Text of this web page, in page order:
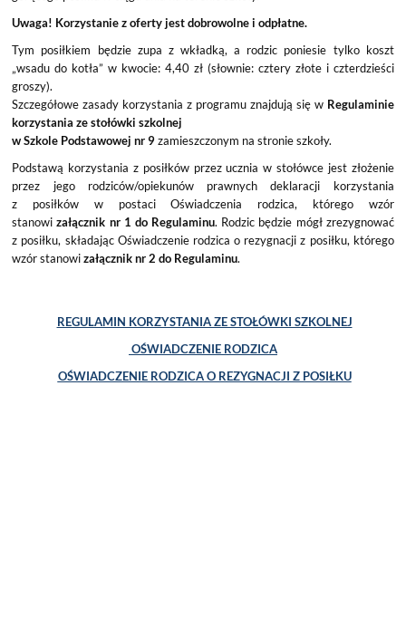
Uwaga! Korzystanie z oferty jest dobrowolne i odpłatne.
Tym posiłkiem będzie zupa z wkładką, a rodzic poniesie tylko koszt
„wsadu do kotła” w kwocie: 4,40 zł (słownie: cztery złote i czterdzieści
groszy).
Szczegółowe zasady korzystania z programu znajdują się w Regulaminie
korzystania ze stołówki szkolnej
w Szkole Podstawowej nr 9zamieszczonym na stronie szkoły.
Podstawą korzystania z posiłków przez ucznia w stołówce jest złożenie
przez jego rodziców/opiekunów prawnych deklaracji korzystania
z posiłków w postaci Oświadczenia rodzica, którego wzór
stanowizałącznik nr 1 do Regulaminu. Rodzic będzie mógł zrezygnować
z posiłku, składając Oświadczenie rodzica o rezygnacji z posiłku, którego
wzór stanowizałącznik nr 2 do Regulaminu.
REGULAMIN KORZYSTANIA ZE STOŁÓWKI SZKOLNEJ
OŚWIADCZENIE RODZICA
OŚWIADCZENIE RODZICA O REZYGNACJI Z POSIŁKU